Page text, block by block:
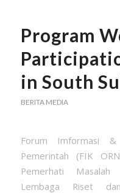
Program
in South
BERITA MEDIA
Forum Imformasi &
Pemerintah (FIK
Pemerhati Masalah
Lembaga Riset